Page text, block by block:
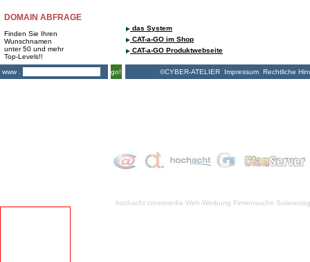
DOMAIN ABFRAGE
Finden Sie Ihren
Wunschnamen
unter 50 und mehr
Top-Levels!!
www .
go!
das System
CAT-a-GO im Shop
CAT-a-GO Produktwebseite
©CYBER-ATELIER Impressum Rechtliche
hochacht crossmedia Web-Werbung Firmensuche